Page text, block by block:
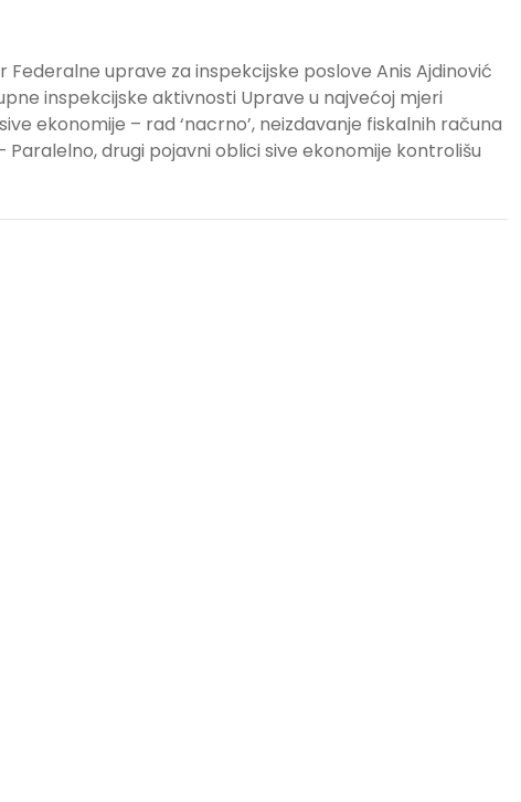
Federalne uprave za inspekcijske poslove Anis Ajdinović
inspekcijske aktivnosti Uprave u najvećoj mjeri
ekonomije – rad ‘nacrno’, neizdavanje fiskalnih računa
drugi pojavni oblici sive ekonomije kontrolišu